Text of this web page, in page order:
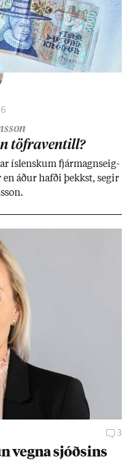
6
töfra­ventill?
ís­lensk­um fjár­magns­eig­
áð­ur hafði þekkst, seg­ir
3
vegna sjóðs­ins